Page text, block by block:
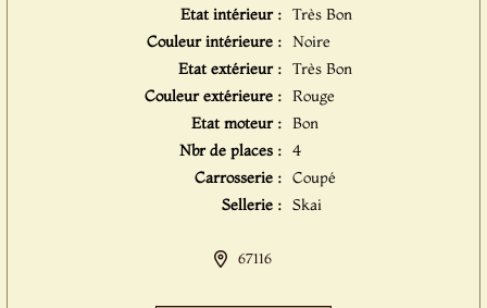
Etat intérieur : Très Bon
Couleur intérieure : Noire
Etat extérieur : Très Bon
Couleur extérieure : Rouge
Etat moteur : Bon
Nbr de places : 4
Carrosserie : Coupé
Sellerie : Skai
67116